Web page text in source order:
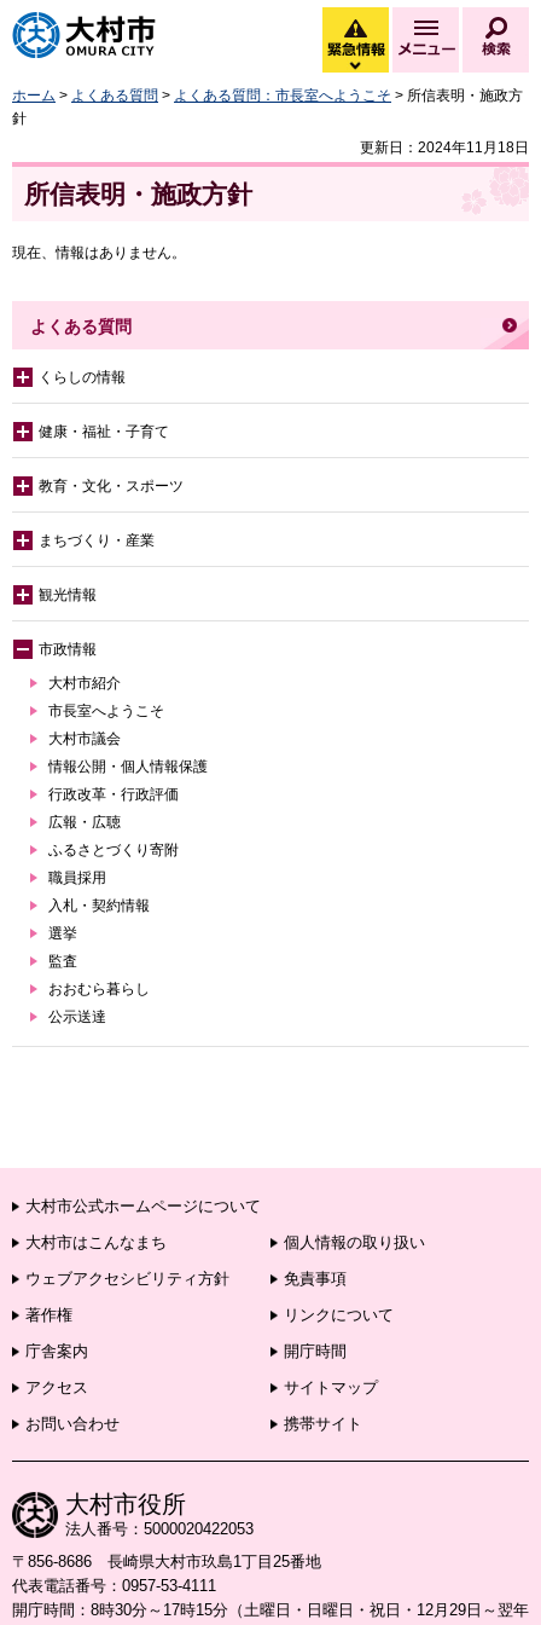
大村市
緊急情報
緊急情報を開く
メニュー
ホーム > よくある質問 > よくある質問：市長室へようこそ > 所信表明・施政方
針
更新日：2024年11月18日
所信表明・施政方針
現在、情報はありません。
よくある質問
くらしの情報
健康・福祉・子育て
教育・文化・スポーツ
まちづくり・産業
観光情報
市政情報
大村市紹介
市長室へようこそ
大村市議会
情報公開・個人情報保護
行政改革・行政評価
広報・広聴
ふるさとづくり寄附
職員採用
入札・契約情報
選挙
監査
おおむら暮らし
公示送達
大村市公式ホームページについて
大村市はこんなまち
個人情報の取り扱い
ウェブアクセシビリティ方針
免責事項
著作権
リンクについて
庁舎案内
開庁時間
アクセス
サイトマップ
お問い合わせ
携帯サイト
大村市役所
法人番号：5000020422053
〒856-8686 長崎県大村市玖島1丁目25番地
代表電話番号：0957-53-4111
開庁時間：8時30分～17時15分（土曜日・日曜日・祝日・12月29日～翌年